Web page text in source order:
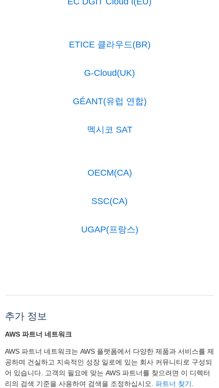
ETICE 클라우드(BR)
G-Cloud(UK)
GÉANT(유럽 연합)
멕시코 SAT
OECM(CA)
SSC(CA)
UGAP(프랑스)
추가 정보
AWS 파트너 네트워크
AWS 파트너 네트워크는 AWS 플랫폼에서 다양한 제품과 서비스를 제
공하며 건실하고 지속적인 성장 일로에 있는 회사 커뮤니티로 구성되
어 있습니다. 고객의 필요에 맞는 AWS 파트너를 찾으려면 이 디렉터
리의 검색 기준을 사용하여 검색을 조정하십시오. 파트너 찾기